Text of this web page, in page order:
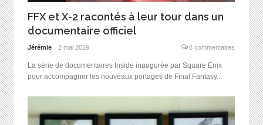
FFX et X-2 racontés à leur tour dans un
documentaire officiel
Jérémie 2 mai 2019 8 commentaires
La série de documentaires Inside inaugurée par Square Enix
pour accompagner les nouveaux portages de Final Fantasy...